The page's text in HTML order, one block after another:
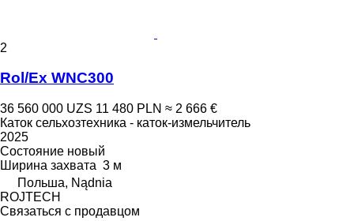
2
Rol/Ex WNC300
36 560 000 UZS 11 480 PLN ≈ 2 666 €
Каток сельхозтехника - каток-измельчитель
2025
Состояние новый
Ширина захвата 3 м
Польша, Nądnia
ROJTECH
Связаться с продавцом